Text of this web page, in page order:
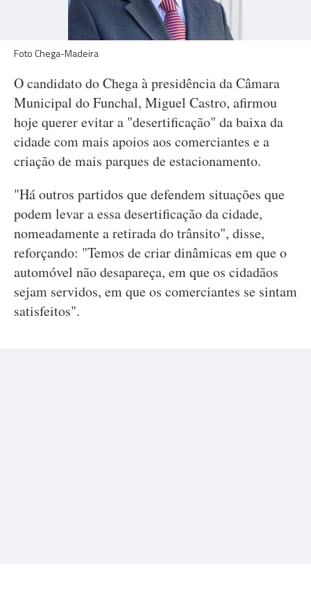
Foto Chega-Madeira
O candidato do Chega à presidência da Câmara
Municipal do Funchal, Miguel Castro, afirmou
hoje querer evitar a "desertificação" da baixa da
cidade com mais apoios aos comerciantes e a
criação de mais parques de estacionamento.
"Há outros partidos que defendem situações que
podem levar a essa desertificação da cidade,
nomeadamente a retirada do trânsito", disse,
reforçando: "Temos de criar dinâmicas em que o
automóvel não desapareça, em que os cidadãos
sejam servidos, em que os comerciantes se sintam
satisfeitos".